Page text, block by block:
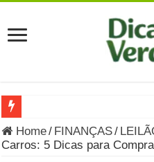
Grávida Pode Comer
8 Bebidas saudáveis e ricas
Home/ FINANÇAS/
Carros: 5 Dicas para